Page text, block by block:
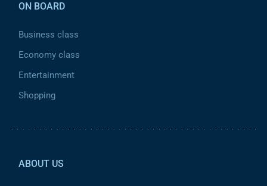
ON BOARD
Business class
Economy class
Entertainment
Shopping
ABOUT US